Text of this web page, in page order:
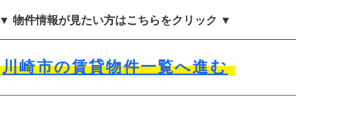
▼ 物件情報が見たい方はこちらをクリック ▼
川崎市の賃貸物件一覧へ進む